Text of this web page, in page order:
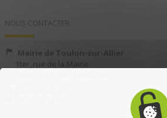
NOUS CONTACTER
Mairie de Toulon-sur-Allier
1ter, rue de la Mairie